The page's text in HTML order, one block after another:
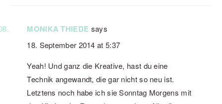
MONIKA THIEDE says
18. September 2014 at 5:37
Yeah! Und ganz die Kreative, hast du eine
Technik angewandt, die gar nicht so neu ist.
Letztens noch habe ich sie Sonntag Morgens mit